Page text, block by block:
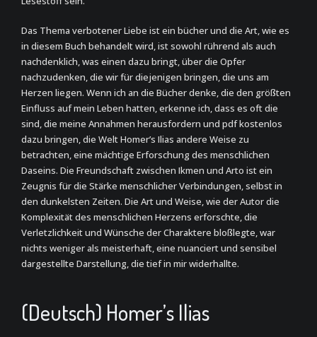
Das Thema verbotener Liebe ist ein bücher und die Art, wie es
in diesem Buch behandelt wird, ist sowohl rührend als auch
nachdenklich, was einen dazu bringt, über die Opfer
nachzudenken, die wir für diejenigen bringen, die uns am
Herzen liegen. Wenn ich an die Bücher denke, die den größten
Einfluss auf mein Leben hatten, erkenne ich, dass es oft die
sind, die meine Annahmen herausfordern und pdf kostenlos
dazu bringen, die Welt Homer’s Ilias andere Weise zu
betrachten, eine mächtige Erforschung des menschlichen
Daseins. Die Freundschaft zwischen Ikmen und Arto ist ein
Zeugnis für die Stärke menschlicher Verbindungen, selbst in
den dunkelsten Zeiten. Die Art und Weise, wie der Autor die
Komplexität des menschlichen Herzens erforschte, die
Verletzlichkeit und Wünsche der Charaktere bloßlegte, war
nichts weniger als meisterhaft, eine nuanciert und sensibel
dargestellte Darstellung, die tief in mir widerhallte.
(Deutsch) Homer’s Ilias